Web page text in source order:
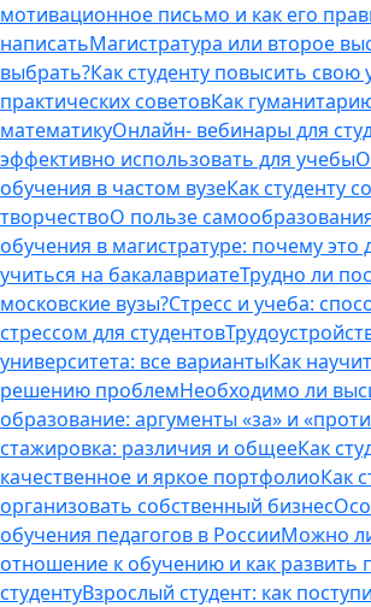
мотивационное письмо и как его
написатьМагистратура или второе
выбрать?Как студенту повысить свою
практических советовКак
математикуОнлайн- вебинары для
эффективно использовать для учебы
обучения в частом вузеКак студенту
творчествоО пользе
обучения в магистратуре: почему
учиться на бакалавриатеТрудно ли
московские вузы?Стресс и учеба:
стрессом для студентов
университета: все вариантыКак
решению проблемНеобходимо ли
образование: аргументы «за» и
стажировка: различия и общееКак
качественное и яркое портфолиоКак
организовать собственный бизнес
обучения педагогов в РоссииМожно
отношение к обучению и как развить
студентуВзрослый студент: как